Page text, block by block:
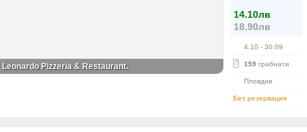
14.10лв
18.90лв
4.10 - 30.09
159 грабнати
Пловдив
Без резервация
Leonardo Pizzeria & Restaurant.